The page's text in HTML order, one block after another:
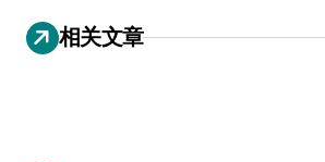
导
航 相关文章